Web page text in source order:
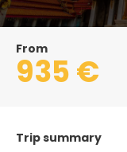
From
935 €
Trip summary